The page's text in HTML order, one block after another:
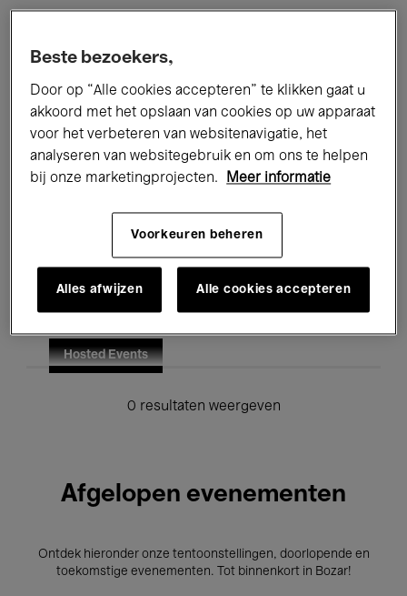
Performances Lezingen & Debatten
Jazz Klassieke Muziek Global Music
Voor iedereen Kids’ Palace
Onderwijs Rondleidingen
Hosted Events
0 resultaten weergeven
Afgelopen evenementen
Ontdek hieronder onze tentoonstellingen, doorlopende en
toekomstige evenementen. Tot binnenkort in Bozar!
Beste bezoekers,
Door op “Alle cookies accepteren” te klikken gaat u
akkoord met het opslaan van cookies op uw apparaat
voor het verbeteren van websitenavigatie, het
analyseren van websitegebruik en om ons te helpen
bij onze marketingprojecten.
Meer informatie
Voorkeuren beheren
Alles afwijzen Alle cookies accepteren